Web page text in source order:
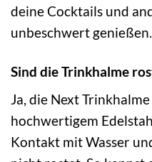
deine Cocktails und
unbeschwert genießen.
Sind die Trinkhalme
Ja, die Next
hochwertigem
Kontakt mit Wasser